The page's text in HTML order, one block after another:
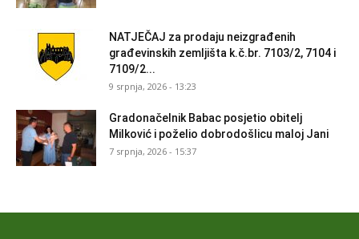
NATJEČAJ za prodaju neizgrađenih
građevinskih zemljišta k.č.br. 7103/2, 7104 i
7109/2...
9 srpnja, 2026 - 13:23
Gradonačelnik Babac posjetio obitelj
Milković i poželio dobrodošlicu maloj Jani
7 srpnja, 2026 - 15:37